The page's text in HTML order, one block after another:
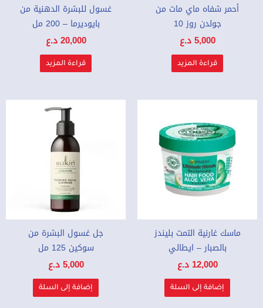
أحمر شفاه ماي مات من
جولدن روز 10
5,000د.ع
قراءة المزيد
غسول للبشرة الدهنية من
بايوديرما – 200 مل
20,000د.ع
قراءة المزيد
ماسك غارنية التمت بليندز
بالصبار – ايطالي
12,000 د.ع
إضافة إلى السلة
جل غسول البشرة من
سوكين 125 مل
5,000د.ع
إضافة إلى السلة